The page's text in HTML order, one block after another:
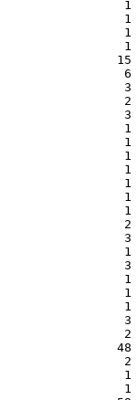
  1
  1
  1
  1
15
  6
  3
  2
  3
  1
  1
  1
  1
  1
  1
  1
  2
  3
  1
  3
  1
  1
  1
  3
  2
48
  2
  1
  1